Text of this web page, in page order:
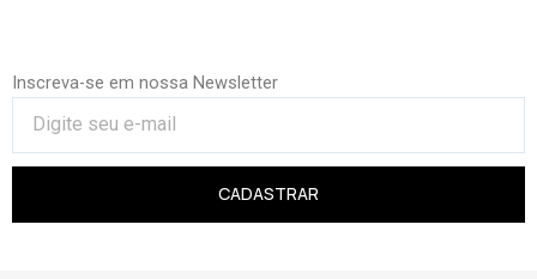
Inscreva-se em nossa Newsletter
CADASTRAR